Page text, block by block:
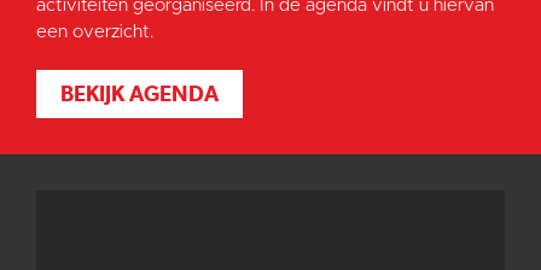
activiteiten georganiseerd. In de agenda vindt u hiervan
een overzicht.
BEKIJK AGENDA